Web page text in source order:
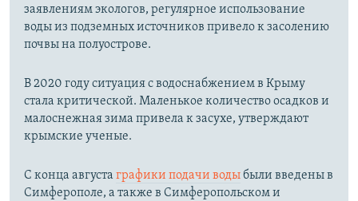
заявлениям экологов, регулярное использование
воды из подземных источников привело к засолению
почвы на полуострове.
В 2020 году ситуация с водоснабжением в Крыму
стала критической. Маленькое количество осадков и
малоснежная зима привела к засухе, утверждают
крымские ученые.
С конца августа графики подачи водыбыли введены в
Симферополе, а также в Симферопольском и